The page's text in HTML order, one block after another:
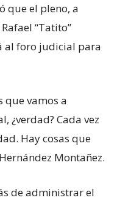
que el pleno, a
“Tatito”
al foro judicial para
que vamos a
¿verdad? Cada vez
Hay cosas que
Montañez.
de administrar el